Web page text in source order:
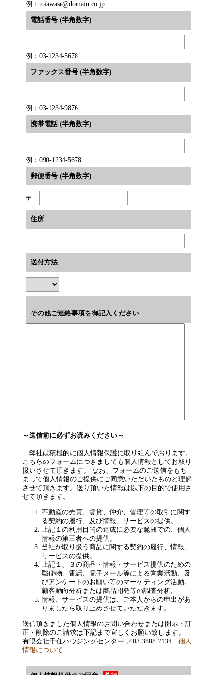
例：toiawase@domain.co.jp
電話番号 (半角数字)
例：03-1234-5678
ファックス番号 (半角数字)
例：03-1234-9876
携帯電話 (半角数字)
例：090-1234-5678
郵便番号 (半角数字)
〒
住所
送付方法
その他ご連絡事項を御記入ください
～送信前に必ずお読みください～
弊社は積極的に個人情報保護に取り組んでおります。
こちらのフォームにつきましても個人情報としてお取り
扱いさせて頂きます。 なお、フォームのご送信をもち
まして個人情報のご提供にご同意いただいたものと理解
させて頂きます。送り頂いた情報は以下の目的で使用さ
せて頂きます。
不動産の売買、賃貸、仲介、管理等の取引に関す
る契約の履行、及び情報、サービスの提供。
上記１の利用目的の達成に必要な範囲での、個人
情報の第三者への提供。
当社が取り扱う商品に関する契約の履行、情報、
サービスの提供。
上記１、３の商品・情報・サービス提供のための
郵便物、電話、電子メール等による営業活動、及
びアンケートのお願い等のマーケティング活動。
顧客動向分析または商品開発等の調査分析。
情報、サービスの提供は、ご本人からの申出があ
りましたら取り止めさせていただきます。
送信頂きました個人情報のお問い合わせまたは開示・訂
正・削除のご請求は下記まで宜しくお願い致します。
有限会社千住ハウジングセンター ／03-3888-7134 個人
情報について